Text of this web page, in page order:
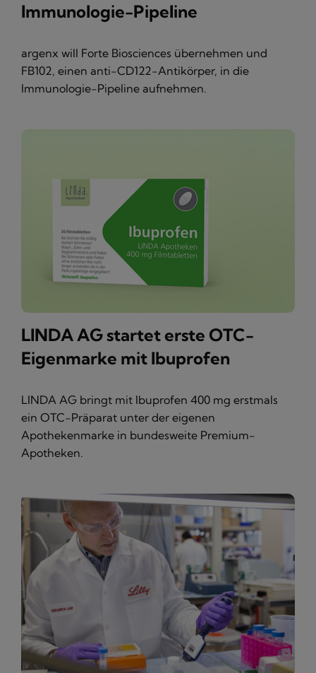
Immunologie-Pipeline
argenx will Forte Biosciences übernehmen und
FB102, einen anti-CD122-Antikörper, in die
Immunologie-Pipeline aufnehmen.
LINDA AG startet erste OTC-
Eigenmarke mit Ibuprofen
LINDA AG bringt mit Ibuprofen 400 mg erstmals
ein OTC-Präparat unter der eigenen
Apothekenmarke in bundesweite Premium-
Apotheken.